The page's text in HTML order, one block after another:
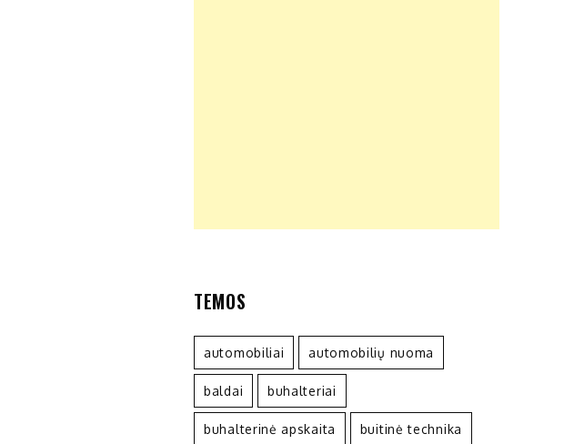
TEMOS
automobiliai automobilių nuoma
baldai buhalteriai
buhalterinė apskaita buitinė technika